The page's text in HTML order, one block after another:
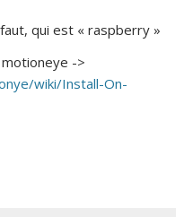
qui est « raspberry »
->
wiki/Install-On-